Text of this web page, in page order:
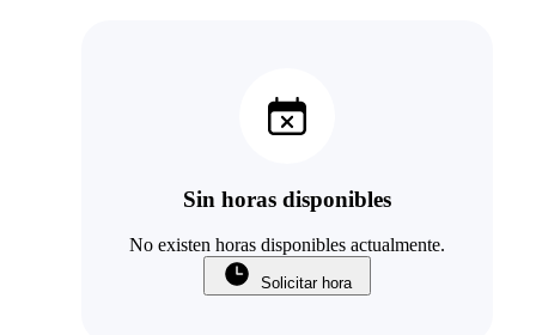
Sin horas disponibles
No existen horas disponibles actualmente.
Solicitar hora